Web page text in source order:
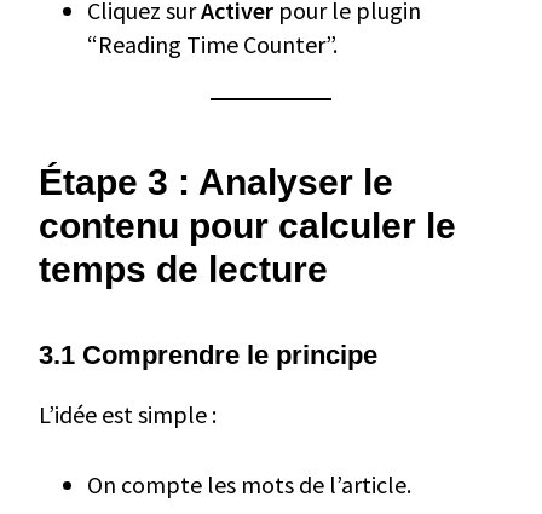
Cliquez surActiver pour le plugin
“Reading Time Counter”.
Étape 3 : Analyser le
contenu pour calculer le
temps de lecture
3.1 Comprendre le principe
L’idée est simple :
On compte les mots de l’article.